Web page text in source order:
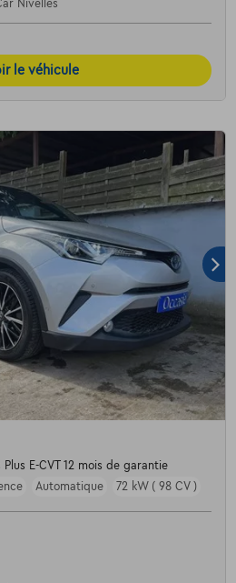
Nivelles
le véhicule
Plus E-CVT 12 mois de garantie
Automatique 72 kW ( 98 CV )